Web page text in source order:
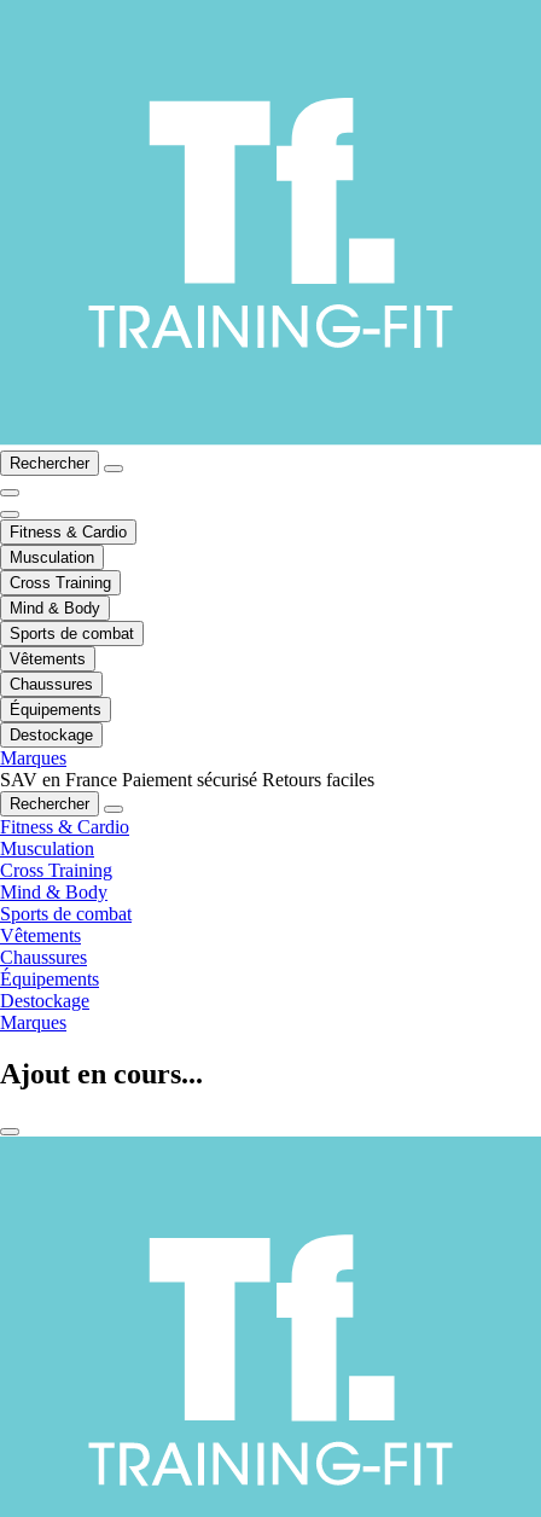
Rechercher
Fitness & Cardio
Musculation
Cross Training
Mind & Body
Sports de combat
Vêtements
Chaussures
Équipements
Destockage
Marques
SAV en France Paiement sécurisé Retours faciles
Rechercher
Fitness & Cardio
Musculation
Cross Training
Mind & Body
Sports de combat
Vêtements
Chaussures
Équipements
Destockage
Marques
Ajout en cours...